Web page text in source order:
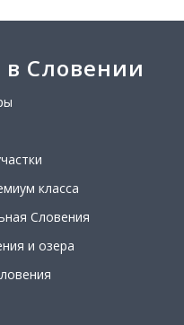
Словении
класса
Словения
и озера